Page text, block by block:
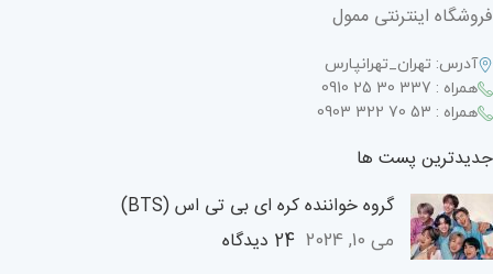
فروشگاه اینترنتی ممول
آدرس: تهران_تهرانپارس
همراه : 337 30 25 0910
همراه : 53 70 322 0903
جدیدترین پست ها
گروه خواننده کره ای بی تی اس (BTS)
می 10, 2024 24 دیدگاه